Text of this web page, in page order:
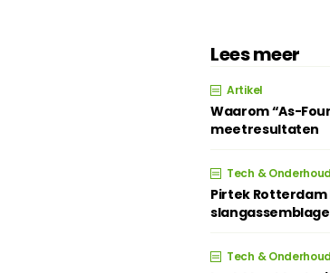
Lees meer
Artikel
Waarom “As-
meetresultaten
Tech & Onderhoud
Pirtek
Tech & Onderhoud